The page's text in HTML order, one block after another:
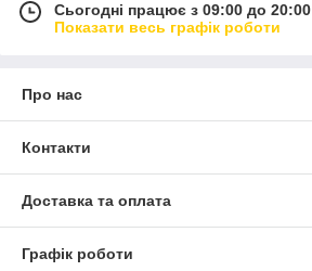
Сьогодні працює з 09:00 до 20:00
Показати весь графік роботи
Про нас
Контакти
Доставка та оплата
Графік роботи